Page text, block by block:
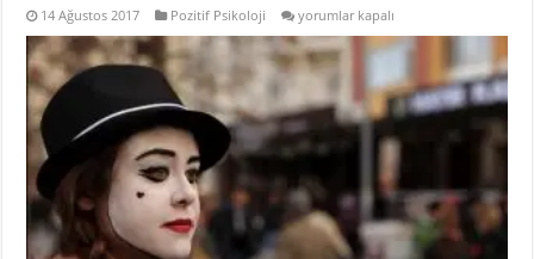
14 Ağustos 2017 Pozitif Psikoloji
Akış
nedir
(flow)?
Mutluluğun
için
yorumlar kapalı